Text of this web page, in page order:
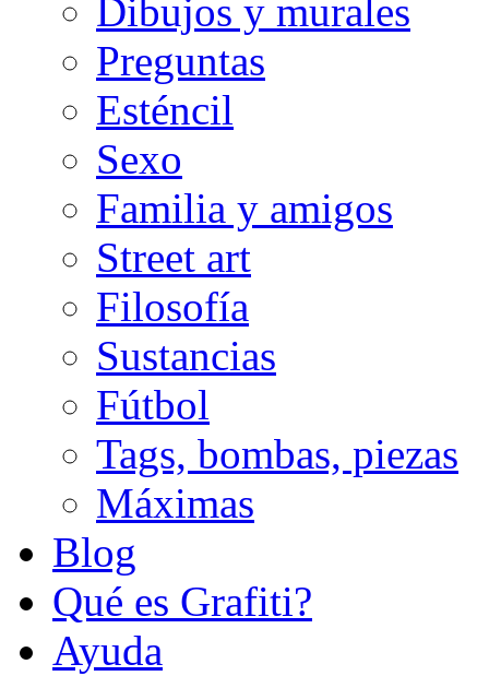
Dibujos y murales
Preguntas
Esténcil
Sexo
Familia y amigos
Street art
Filosofía
Sustancias
Fútbol
Tags, bombas, piezas
Máximas
Blog
Qué es Grafiti?
Ayuda